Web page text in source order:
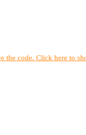
the code. Click here to